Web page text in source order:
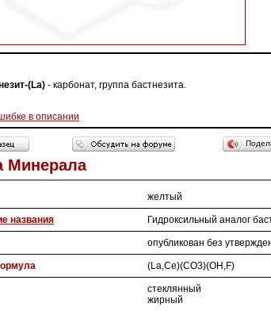
(La) - карбонат, группа бастнезита.
в описании
Минерала
желтый
названия Гидроксильный аналог
опубликован без
(La,Ce)(CO3)(OH,F)
стеклянный
жирный